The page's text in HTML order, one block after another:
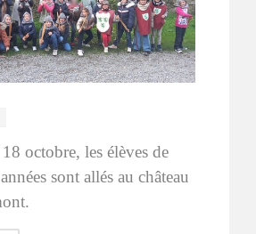
octobre, les élèves de
années sont allés au château